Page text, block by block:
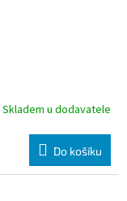
Skladem u dodavatele
Do košíku